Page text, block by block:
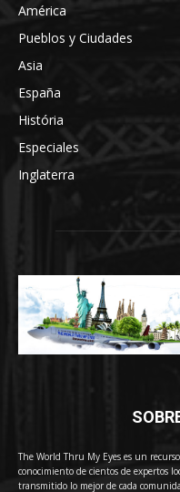
América
Pueblos y Ciudades
Asia
España
História
Especiales
Inglaterra
The World Thru My Eyes es un
conocimiento de cientos de expertos
transmitido lo mejor de cada